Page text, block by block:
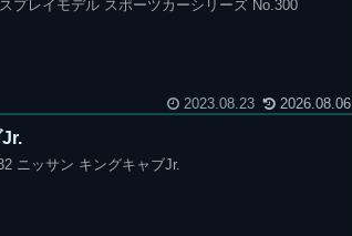
プレイモデル スポーツカーシリーズ No.300
2023.08.23 2026.08.06
ニッサン キングキャブJr.